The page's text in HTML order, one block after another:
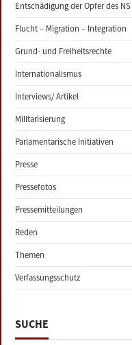
Entschädigung der Opfer des NS
Flucht – Migration – Integration
Grund- und Freiheitsrechte
Internationalismus
Interviews/ Artikel
Militarisierung
Parlamentarische Initiativen
Presse
Pressefotos
Pressemitteilungen
Reden
Themen
Verfassungsschutz
SUCHE